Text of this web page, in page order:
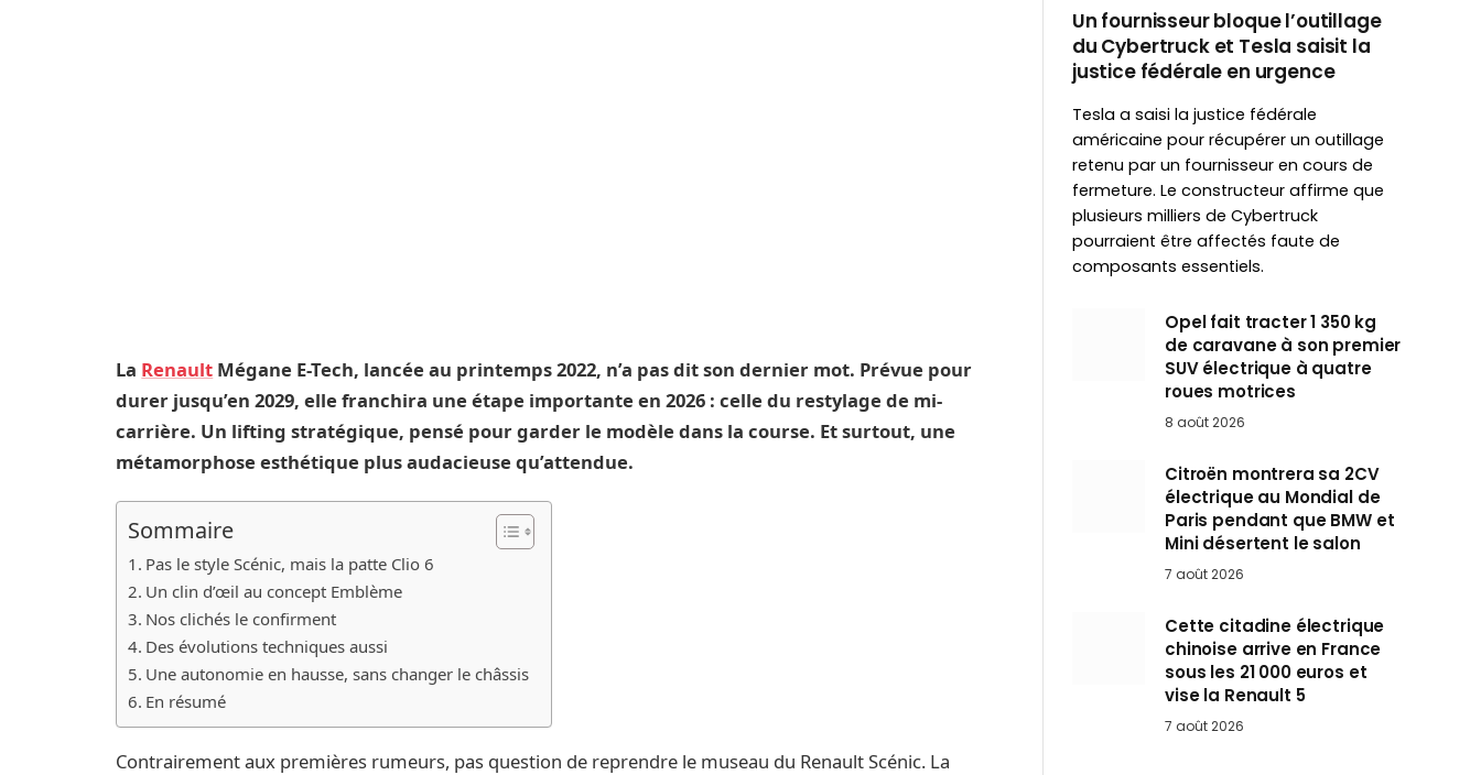
La Renault Mégane E-Tech, lancée au printemps 2022, n’a pas dit son dernier mot. Prévue pour
durer jusqu’en 2029, elle franchira une étape importante en 2026 : celle du restylage de mi-
carrière. Un lifting stratégique, pensé pour garder le modèle dans la course. Et surtout, une
métamorphose esthétique plus audacieuse qu’attendue.
Sommaire
Pas le style Scénic, mais la patte Clio 6
Un clin d’œil au concept Emblème
Nos clichés le confirment
Des évolutions techniques aussi
Une autonomie en hausse, sans changer le châssis
En résumé
Contrairement aux premières rumeurs, pas question de reprendre le museau du Renault Scénic. La
Un fournisseur bloque l’outillage
du Cybertruck et Tesla saisit la
justice fédérale en urgence
Tesla a saisi la justice fédérale
américaine pour récupérer un outillage
retenu par un fournisseur en cours de
fermeture. Le constructeur affirme que
plusieurs milliers de Cybertruck
pourraient être affectés faute de
composants essentiels.
Opel fait tracter 1 350 kg
de caravane à son premier
SUV électrique à quatre
roues motrices
8 août 2026
Citroën montrera sa 2CV
électrique au Mondial de
Paris pendant que BMW et
Mini désertent le salon
7 août 2026
Cette citadine électrique
chinoise arrive en France
sous les 21 000 euros et
vise la Renault 5
7 août 2026